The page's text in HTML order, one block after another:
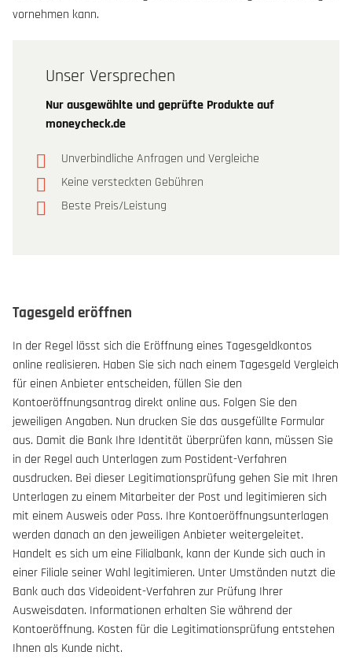
vornehmen kann.
Unser Versprechen
Nur ausgewählte und geprüfte Produkte auf
moneycheck.de
Unverbindliche Anfragen und Vergleiche
Keine versteckten Gebühren
Beste Preis/Leistung
Tagesgeld eröffnen
In der Regel lässt sich die Eröffnung eines Tagesgeldkontos
online realisieren. Haben Sie sich nach einem Tagesgeld Vergleich
für einen Anbieter entscheiden, füllen Sie den
Kontoeröffnungsantrag direkt online aus. Folgen Sie den
jeweiligen Angaben. Nun drucken Sie das ausgefüllte Formular
aus. Damit die Bank Ihre Identität überprüfen kann, müssen Sie
in der Regel auch Unterlagen zum Postident-Verfahren
ausdrucken. Bei dieser Legitimationsprüfung gehen Sie mit Ihren
Unterlagen zu einem Mitarbeiter der Post und legitimieren sich
mit einem Ausweis oder Pass. Ihre Kontoeröffnungsunterlagen
werden danach an den jeweiligen Anbieter weitergeleitet.
Handelt es sich um eine Filialbank, kann der Kunde sich auch in
einer Filiale seiner Wahl legitimieren. Unter Umständen nutzt die
Bank auch das Videoident-Verfahren zur Prüfung Ihrer
Ausweisdaten. Informationen erhalten Sie während der
Kontoeröffnung. Kosten für die Legitimationsprüfung entstehen
Ihnen als Kunde nicht.